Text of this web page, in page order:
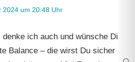
2024 um 20:48 Uhr
ich auch und wünsche Dir
Balance – die wirst Du sicher